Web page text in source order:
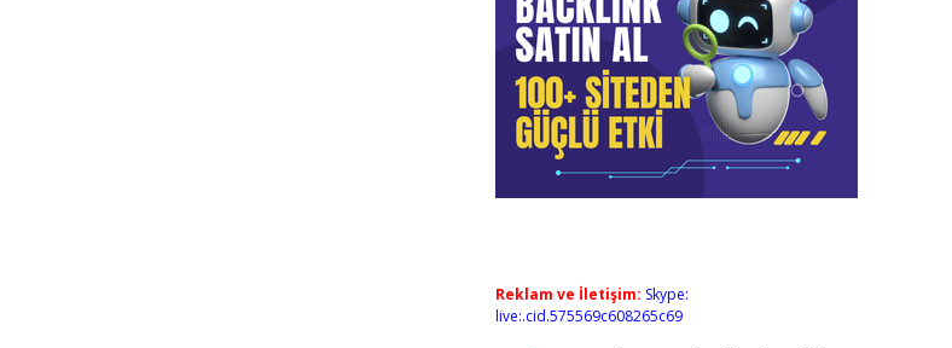
Reklam ve İletişim: Skype:
live:.cid.575569c608265c69